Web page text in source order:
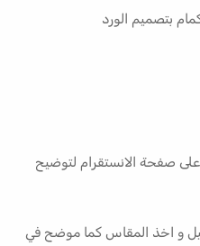
بتصميم الورد
صفحة الانستقرام لتوضيح
و اخذ المقاس كما موضح في